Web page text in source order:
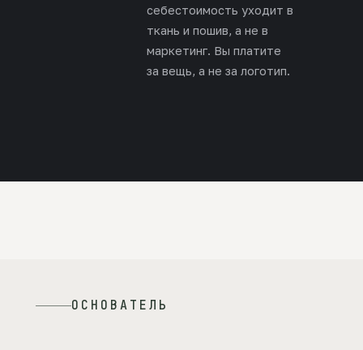
себестоимость уходит в
ткань и пошив, а не в
маркетинг. Вы платите
за вещь, а не за логотип.
ОСНОВАТЕЛЬ